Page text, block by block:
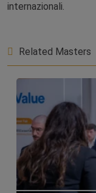
internazionali.
Related Masters